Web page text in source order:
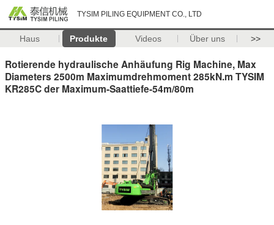
TYSIM PILING EQUIPMENT CO., LTD
Haus Produkte Videos Über uns >>
Rotierende hydraulische Anhäufung Rig Machine, Max
Diameters 2500m Maximumdrehmoment 285kN.m TYSIM
KR285C der Maximum-Saattiefe-54m/80m